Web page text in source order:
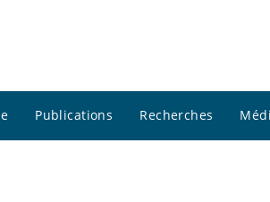
Publications Recherches